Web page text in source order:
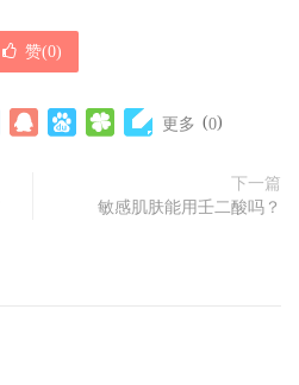
赞(0)
更多 (0)
下一篇
敏感肌肤能用壬二酸吗？